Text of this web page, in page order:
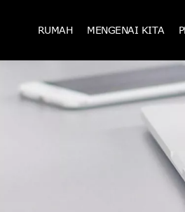
RUMAH MENGENAI KITA